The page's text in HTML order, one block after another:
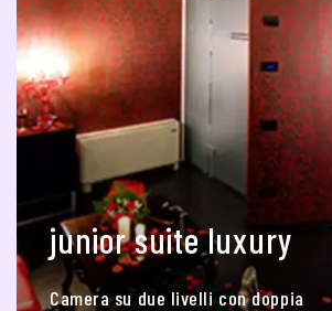
junior suite luxury
Camera su due livelli con doppia